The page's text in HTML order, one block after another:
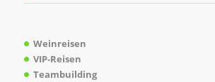
Weinreisen
VIP-Reisen
Teambuilding